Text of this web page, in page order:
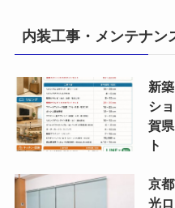
内装工事・メンテナン
新
シ
賀
ト
京
光